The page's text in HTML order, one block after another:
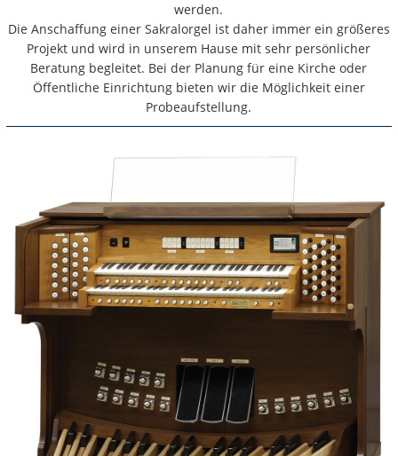
werden.
Die Anschaffung einer Sakralorgel ist daher immer ein größeres
Projekt und wird in unserem Hause mit sehr persönlicher
Beratung begleitet. Bei der Planung für eine Kirche oder
Öffentliche Einrichtung bieten wir die Möglichkeit einer
Probeaufstellung.